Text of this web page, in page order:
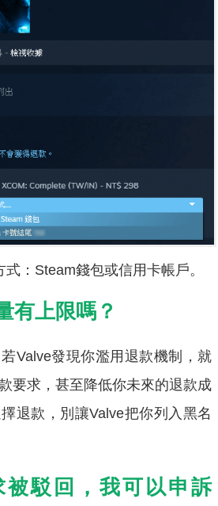
：Steam錢包或信用卡帳戶。
有上限嗎？
Valve發現你濫用退款機制，就
要求，甚至降低你未來的退款成
退款，別讓Valve把你列入黑名
駁回，我可以申訴